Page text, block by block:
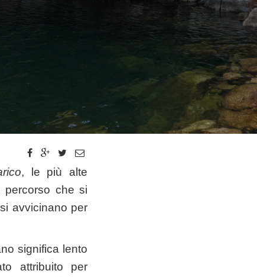
, le più alte
percorso che si
avvicinano per
significa lento
attribuito per